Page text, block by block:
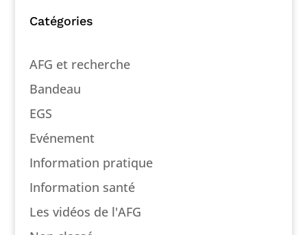
Catégories
AFG et recherche
Bandeau
EGS
Evénement
Information pratique
Information santé
Les vidéos de l'AFG